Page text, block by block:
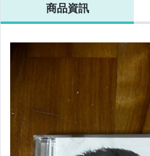
商品資訊